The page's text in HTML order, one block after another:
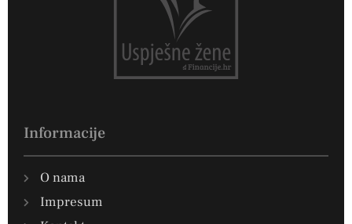
Informacije
O nama
Impresum